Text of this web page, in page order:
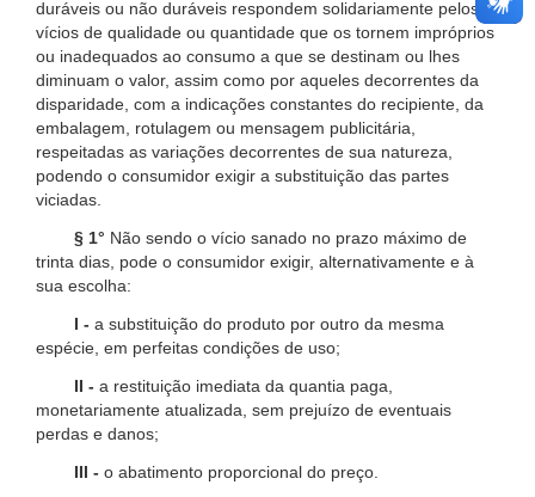
duráveis ou não duráveis respondem solidariamente pelos
vícios de qualidade ou quantidade que os tornem impróprios
ou inadequados ao consumo a que se destinam ou lhes
diminuam o valor, assim como por aqueles decorrentes da
disparidade, com a indicações constantes do recipiente, da
embalagem, rotulagem ou mensagem publicitária,
respeitadas as variações decorrentes de sua natureza,
podendo o consumidor exigir a substituição das partes
viciadas.
§ 1° Não sendo o vício sanado no prazo máximo de
trinta dias, pode o consumidor exigir, alternativamente e à
sua escolha:
I - a substituição do produto por outro da mesma
espécie, em perfeitas condições de uso;
II - a restituição imediata da quantia paga,
monetariamente atualizada, sem prejuízo de eventuais
perdas e danos;
III - o abatimento proporcional do preço.